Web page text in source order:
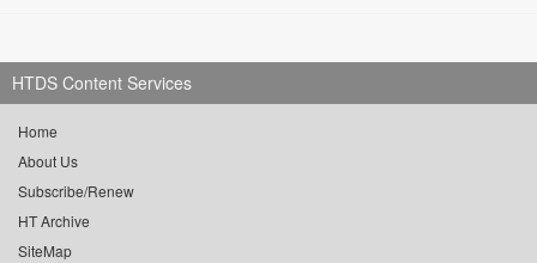
HTDS Content Services
Home
About Us
Subscribe/Renew
HT Archive
SiteMap